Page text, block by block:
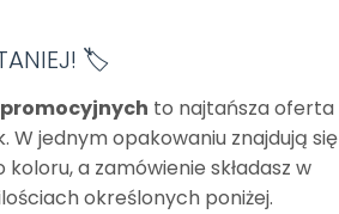
🏷️
to najtańsza oferta
W jednym opakowaniu znajdują się
a zamówienie składasz w
określonych poniżej.